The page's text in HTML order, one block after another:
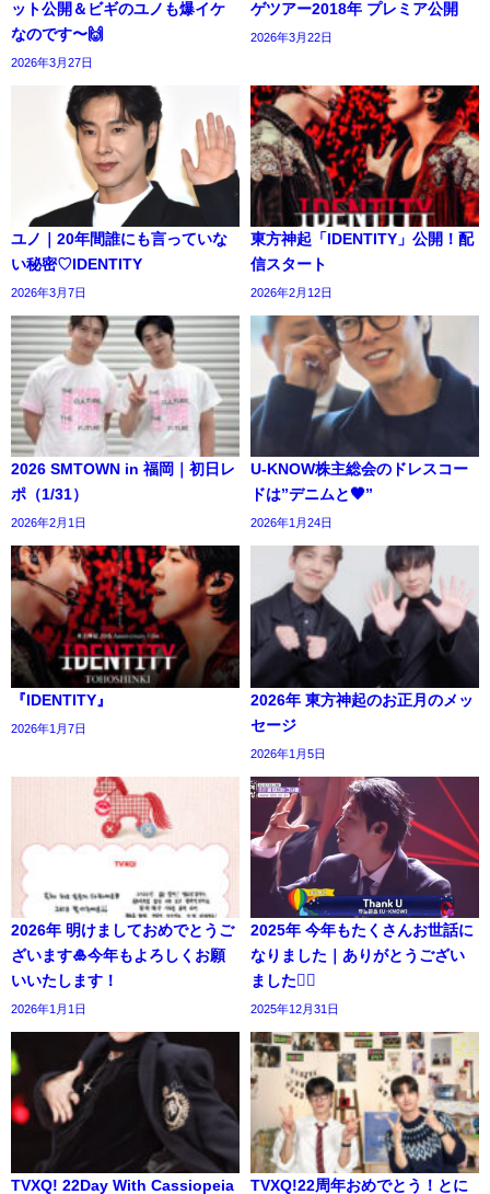
ット公開＆ビギのユノも爆イケ
なのです〜🙌
2026年3月27日
ゲツアー2018年 プレミア公開
2026年3月22日
ユノ｜20年間誰にも言っていな
い秘密♡IDENTITY
2026年3月7日
東方神起「IDENTITY」公開！配
信スタート
2026年2月12日
2026 SMTOWN in 福岡｜初日レ
ポ（1/31）
2026年2月1日
U-KNOW株主総会のドレスコー
ドは”デニムと🖤”
2026年1月24日
『IDENTITY』
2026年1月7日
2026年 東方神起のお正月のメッ
セージ
2026年1月5日
2026年 明けましておめでとうご
ざいます🎍今年もよろしくお願
いいたします！
2026年1月1日
2025年 今年もたくさんお世話に
なりました｜ありがとうござい
ました🙇‍♀️
2025年12月31日
TVXQ! 22Day With Cassiopeia
TVXQ!22周年おめでとう！とに